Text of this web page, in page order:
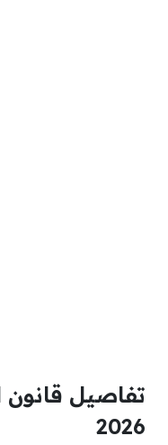
تفاصيل قانون
2026